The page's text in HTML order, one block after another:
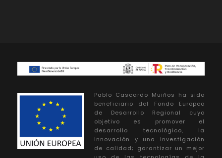
Pablo Cascardo Muiños ha sido
beneficiario del Fondo Europeo
de Desarrollo Regional cuyo
objetivo es promover el
desarrollo tecnológico, la
innovación y una investigación
de calidad; garantizar un mejor